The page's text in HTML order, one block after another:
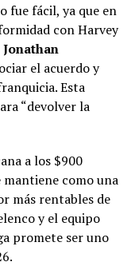
fue fácil, ya que en
con Harvey
Jonathan
el acuerdo y
Esta
“devolver la
a los $900
mantiene como una
más rentables de
y el equipo
promete ser uno